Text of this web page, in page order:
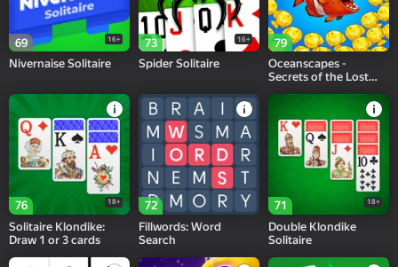
69 16+
Nivernaise Solitaire
73 16+
Spider Solitaire
79
Oceanscapes -
Secrets of the Lost
76 18+
Solitaire Klondike:
Draw 1 or 3 cards
72
Fillwords: Word
Search
71 18+
Double Klondike
Solitaire